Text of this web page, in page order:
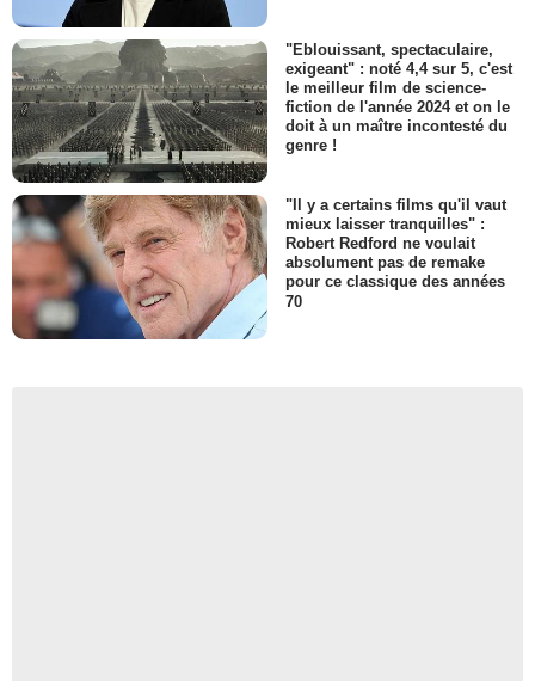
"Eblouissant, spectaculaire,
exigeant" : noté 4,4 sur 5, c'est
le meilleur film de science-
fiction de l'année 2024 et on le
doit à un maître incontesté du
genre !
"Il y a certains films qu'il vaut
mieux laisser tranquilles" :
Robert Redford ne voulait
absolument pas de remake
pour ce classique des années
70